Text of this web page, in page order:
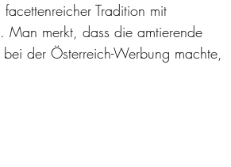
Tradition mit
Man merkt, dass die amtierende
der Österreich-Werbung machte,